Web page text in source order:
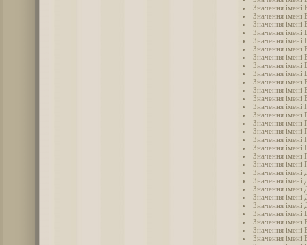
Значення імені
Значення імені
Значення імені
Значення імені
Значення імені
Значення імені
Значення імені
Значення імені
Значення імені
Значення
Значення імені
Значення імені
Значення імені
Значення імені
Значення імені
Значення імені
Значення імені
Значення імені
Значення імені
Значення імені
Значення імені
Значення імені
Значення імені
Значення імені
Значення імені
Значення імені
Значення імені
Значення імені
Значення імені